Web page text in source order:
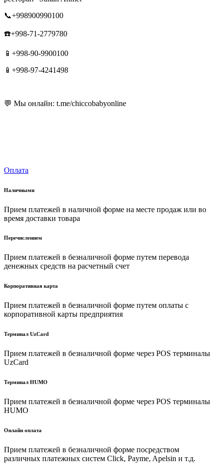
📞+998900990100
☎️+998-71-2779780
📱+998-90-9900100
📱+998-97-4241498
💬 Мы онлайн: t.me/chiccobabyonline
Оплата
Наличными
Прием платежей в наличной форме на месте продаж или во
время доставки товара
Перечислением
Прием платежей в безналичной форме путем перевода
денежных средств на расчетный счет
Корпоративная карта
Прием платежей в безналичной форме путем оплаты с
корпоративной карты предприятия
Терминал UzCard
Прием платежей в безналичной форме через POS терминалы
UzCard
Терминал HUMO
Прием платежей в безналичной форме через POS терминалы
HUMO
Онлайн оплата
Прием платежей в безналичной форме посредством
различных платежных систем Click, Payme, Apelsin и т.д.